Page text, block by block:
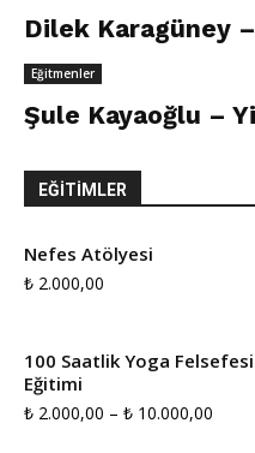
Dilek Karagüney
Eğitmenler
Şule Kayaoğlu –
EĞITIMLER
Nefes Atölyesi
₺ 2.000,00
100 Saatlik Yoga
Eğitimi
₺ 2.000,00 – ₺ 10.000,00